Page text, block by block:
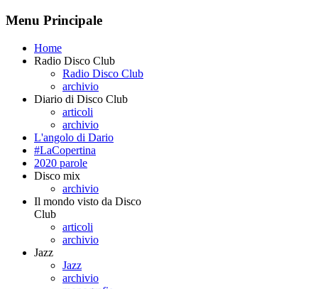
Menu Principale
Home
Radio Disco Club
Radio Disco Club
archivio
Diario di Disco Club
articoli
archivio
L'angolo di Dario
#LaCopertina
2020 parole
Disco mix
archivio
Il mondo visto da Disco
Club
articoli
archivio
Jazz
Jazz
archivio